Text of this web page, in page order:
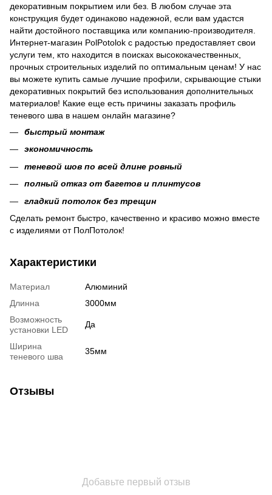
декоративным покрытием или без. В любом случае эта
конструкция будет одинаково надежной, если вам удастся
найти достойного поставщика или компанию-производителя.
Интернет-магазин PolPotolok с радостью предоставляет свои
услуги тем, кто находится в поисках высококачественных,
прочных строительных изделий по оптимальным ценам! У нас
вы можете купить самые лучшие профили, скрывающие стыки
декоративных покрытий без использования дополнительных
материалов! Какие еще есть причины заказать профиль
теневого шва в нашем онлайн магазине?
быстрый монтаж
экономичность
теневой шов по всей длине ровный
полный отказ от багетов и плинтусов
гладкий потолок без трещин
Сделать ремонт быстро, качественно и красиво можно вместе
с изделиями от ПолПотолок!
Характеристики
Материал
Алюминий
Длинна
3000мм
Возможность
установки LED
Да
Ширина
теневого шва
35мм
Отзывы
Добавьте первый отзыв